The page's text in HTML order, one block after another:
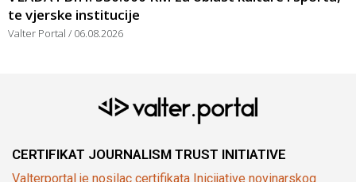
te vjerske institucije
Valter Portal 06.08.2026
CERTIFIKAT JOURNALISM TRUST INITIATIVE
Valterportal je nosilac certifikata Inicijative novinarskog